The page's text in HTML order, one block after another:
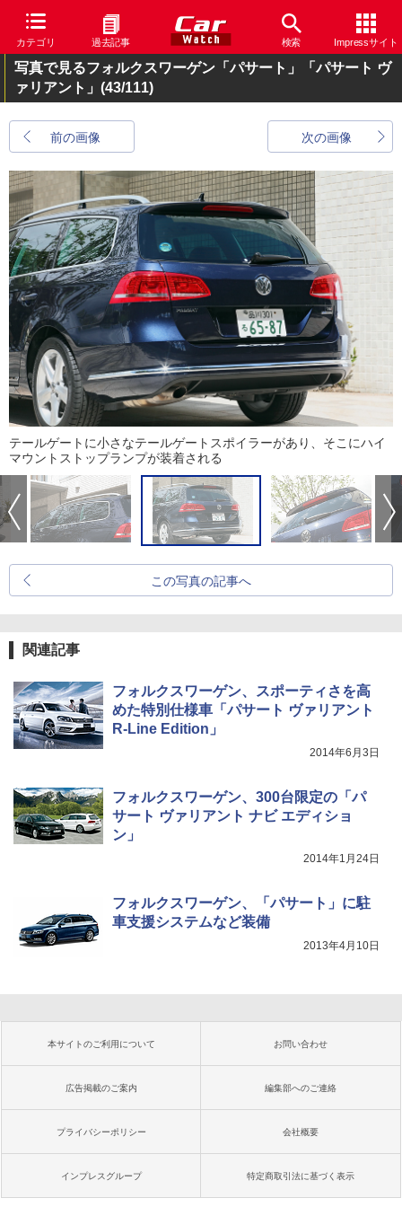
カテゴリ 過去記事 検索 Impressサイト
写真で見るフォルクスワーゲン「パサート」「パサート ヴ
ァリアント」 (43/111)
前の画像 次の画像
テールゲートに小さなテールゲートスポイラーがあり、そこにハイ
マウントストップランプが装着される
この写真の記事へ
関連記事
フォルクスワーゲン、スポーティさを高
めた特別仕様車「パサート ヴァリアント
R-Line Edition」
2014年6月3日
フォルクスワーゲン、300台限定の「パ
サート ヴァリアント ナビ エディショ
ン」
2014年1月24日
フォルクスワーゲン、「パサート」に駐
車支援システムなど装備
2013年4月10日
本サイトのご利用について お問い合わせ
広告掲載のご案内 編集部へのご連絡
プライバシーポリシー 会社概要
インプレスグループ 特定商取引法に基づく表示